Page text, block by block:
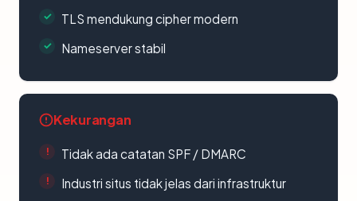
TLS mendukung cipher modern
Nameserver stabil
Kekurangan
Tidak ada catatan SPF / DMARC
Industri situs tidak jelas dari infrastruktur